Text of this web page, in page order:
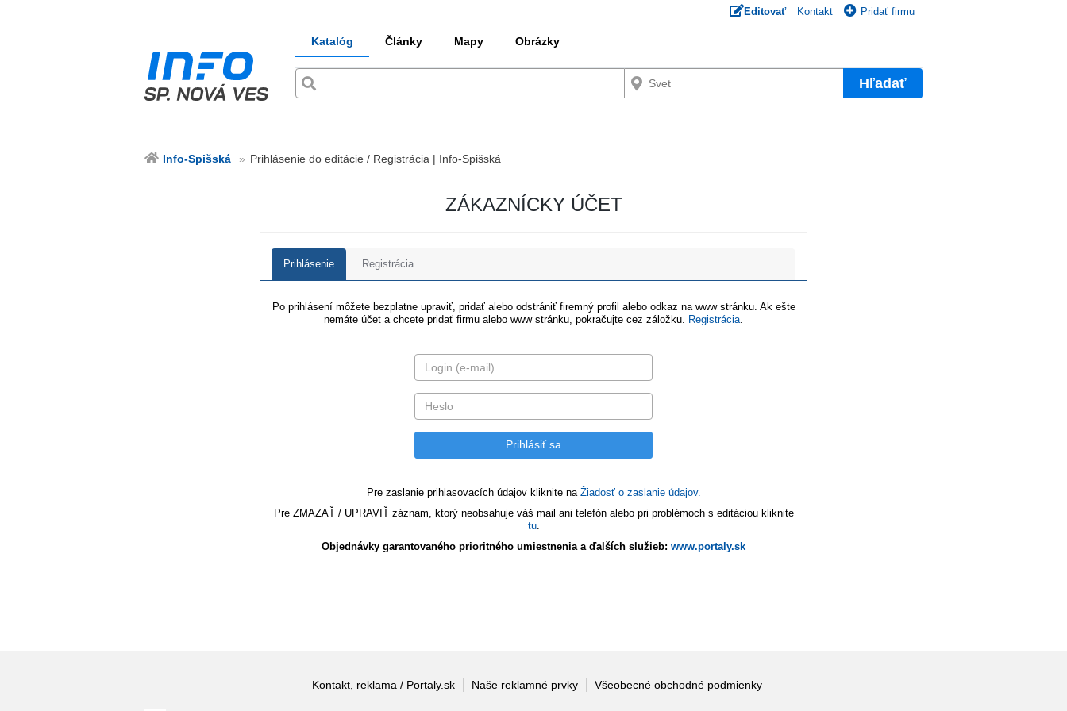
Editovať Kontakt Pridať firmu
Katalóg Články Mapy Obrázky
Hľadať
Info-Spišská Prihlásenie do editácie / Registrácia | Info-Spišská
ZÁKAZNÍCKY ÚČET
Prihlásenie Registrácia
Po prihlásení môžete bezplatne upraviť, pridať alebo odstrániť firemný profil alebo odkaz na www stránku. Ak ešte
nemáte účet a chcete pridať firmu alebo www stránku, pokračujte cez záložku.
Registrácia
Pre zaslanie prihlasovacích údajov kliknite na Žiadosť o zaslanie údajov.
Pre ZMAZAŤ / UPRAVIŤ záznam, ktorý neobsahuje váš mail ani telefón alebo pri problémoch s editáciou kliknite
tu.
Objednávky garantovaného prioritného umiestnenia a ďalších služieb: www.portaly.sk
Kontakt, reklama / Portaly.sk Naše reklamné prvky Všeobecné obchodné podmienky